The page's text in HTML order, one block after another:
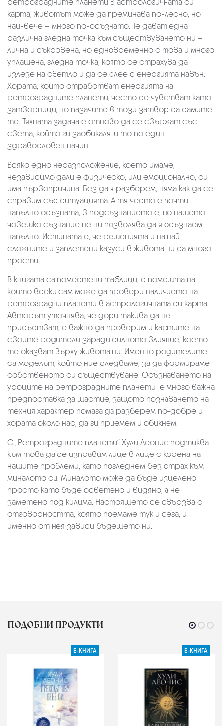
ретроградните планети в астрологичната си
карта, животът може да преминава по-лесно, но
най-вече – много по-осъзнато. Те дават една
различна гледна точка към съществуването ни –
лична и съкровена, но едновременно с това и много
уплашена, гледна точка, която се страхува да
излезе на светло и да се слее с енергията навън.
Хората, които отработват енергията на
ретроградните планети, често се чувстват като
затворници, но пазачите в този затвор са самите
те. Тяхната задача е отново да се свържат със
света, който ги заобикаля, и то по един
здравословен начин.
Всяко едно неразположение, което имаме,
независимо дали е физическо, или емоционално, си
има първопричина. Без да я разберем, няма как да се
справим със ситуацията. А тя често е почти
напълно осъзната, в подсъзнанието е, но нашето
човешко съзнание не ни позволява да я осъзнаем
напълно. Истината е, че решенията и на най-
сложните и заплетени казуси в живота ни са много
прости.
В книгата са поместени таблици, с помощта на
които всеки сам може да провери наличието на
ретроградни планети в астрологичната си карта.
Авторът уточнява, че дори такива да не
присъстват, е важно да проверим и картите на
своите родители заради силното влияние, което
те оказват върху живота ни. Именно родителите
са моделът, който ние следваме, за да формираме
собственото си съществуване. Осъзнаването на
уроците на ретроградните планети е много важна
предпоставка за щастие, защото познаването на
техния характер помага да разберем по-добре и
хората около нас, да ги приемем и обикнем.
С „Ретроградните планети“ Хули Леонис подтиква
към това да се изправим лице в лице с корена на
нашите проблеми, като погледнем без страх към
миналото си. Миналото може да бъде изцелено
просто като бъде осветено и видяно, а не
заметено под килима. Настоящето се свързва с
отговорността, която поемаме тук и сега, и
именно от нея зависи бъдещето ни.
ПОДОБНИ ПРОДУКТИ
Е-КНИГА Е-КНИГА